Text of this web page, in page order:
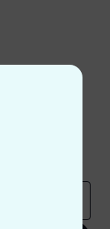
mit
Insights